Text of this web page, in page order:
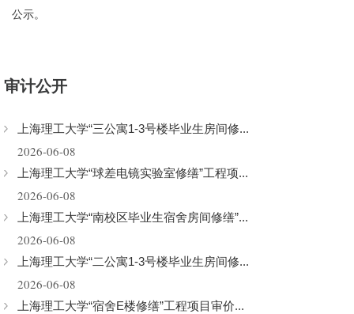
公示。
审计公开